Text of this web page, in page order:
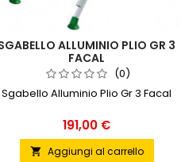
ALLUMINIO PLIO GR 3
FACAL
(0)
Sgabello Alluminio Plio Gr 3 Facal
Prezzo
191,00 €
 Aggiungi al carrello